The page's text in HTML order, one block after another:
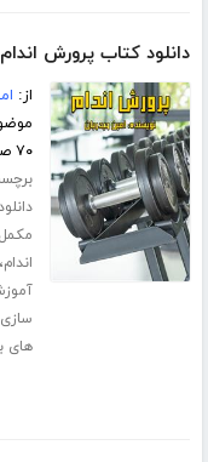
دانلود کتاب پرورش اندام
از:
۷۰ صفحه
اندام،
سازی
های